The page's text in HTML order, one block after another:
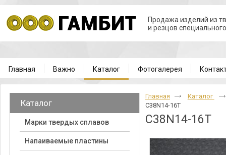
Продажа изделий из
и резцов
Главная Важно Каталог Фотогалерея
Каталог
Марки твердых сплавов
Напаиваемые пластины
Главная
Каталог
C38N14-16T
C38N14-16T